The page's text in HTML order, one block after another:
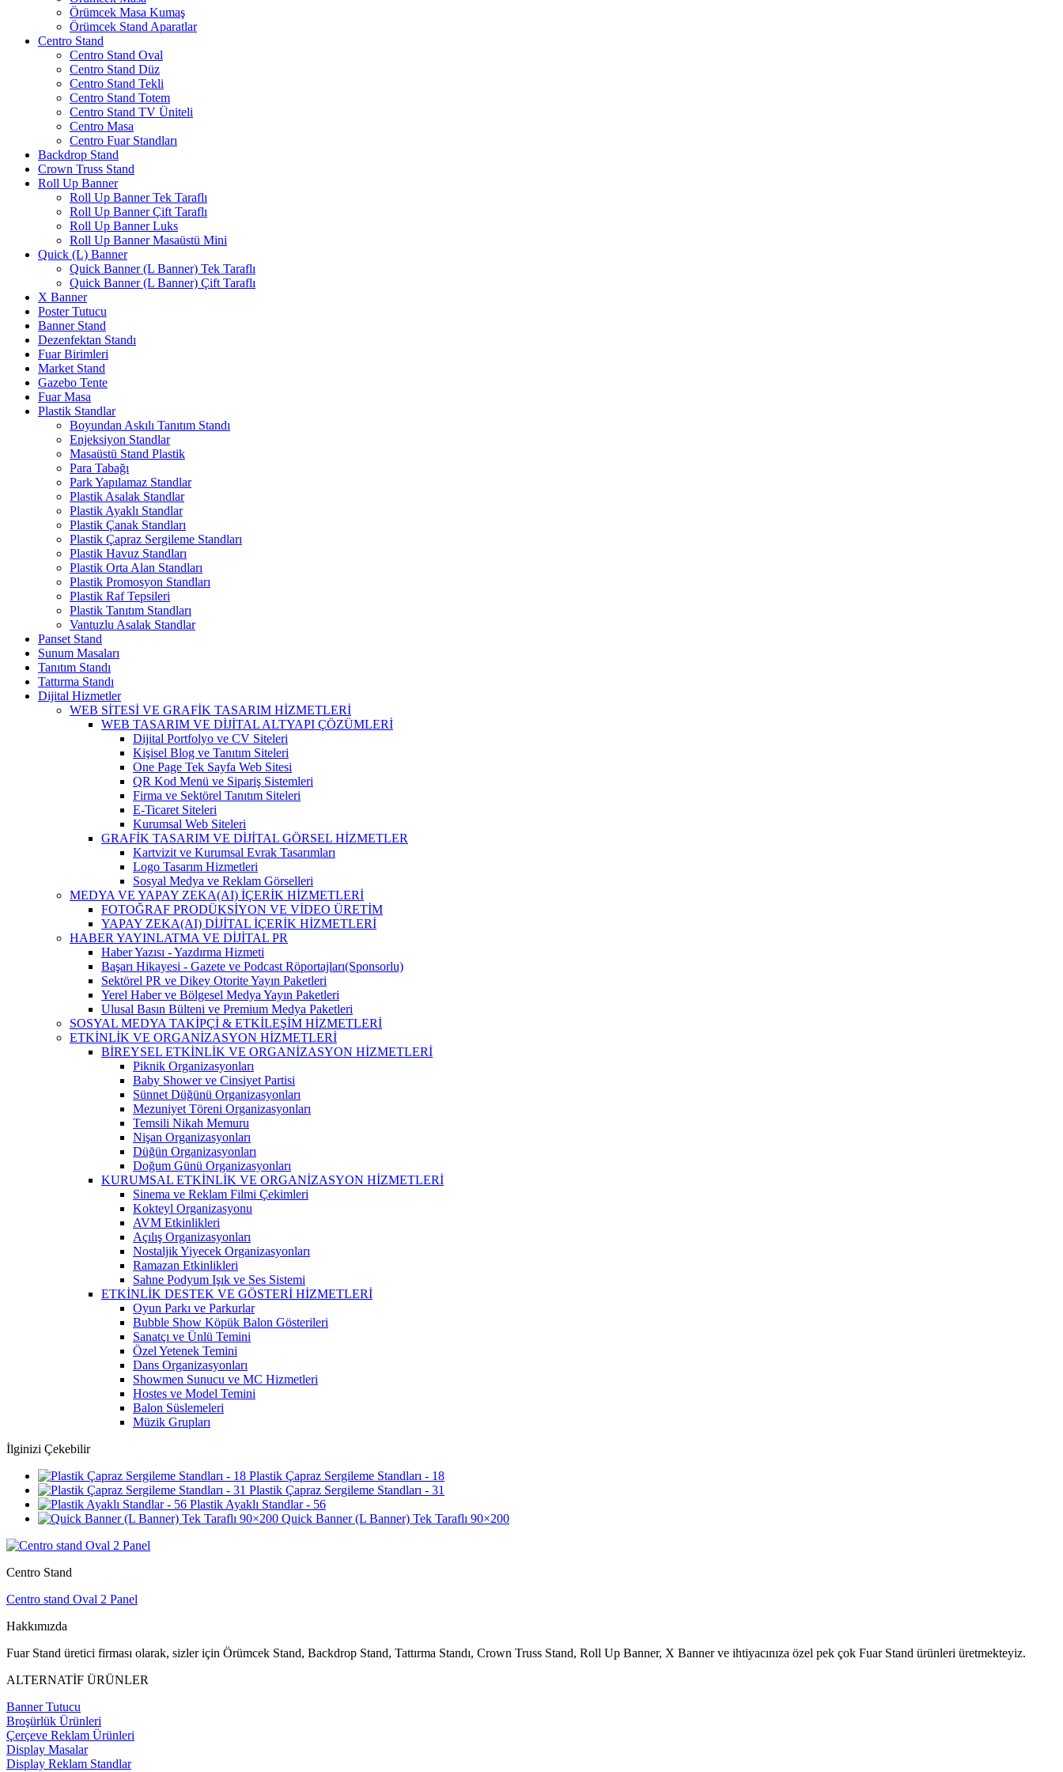
Örümcek Masa Kumaş
Örümcek Stand Aparatlar
Centro Stand
Centro Stand Oval
Centro Stand Düz
Centro Stand Tekli
Centro Stand Totem
Centro Stand TV Üniteli
Centro Masa
Centro Fuar Standları
Backdrop Stand
Crown Truss Stand
Roll Up Banner
Roll Up Banner Tek Taraflı
Roll Up Banner Çift Taraflı
Roll Up Banner Luks
Roll Up Banner Masaüstü Mini
Quick (L) Banner
Quick Banner (L Banner) Tek Taraflı
Quick Banner (L Banner) Çift Taraflı
X Banner
Poster Tutucu
Banner Stand
Dezenfektan Standı
Fuar Birimleri
Market Stand
Gazebo Tente
Fuar Masa
Plastik Standlar
Boyundan Askılı Tanıtım Standı
Enjeksiyon Standlar
Masaüstü Stand Plastik
Para Tabağı
Park Yapılamaz Standlar
Plastik Asalak Standlar
Plastik Ayaklı Standlar
Plastik Çanak Standları
Plastik Çapraz Sergileme Standları
Plastik Havuz Standları
Plastik Orta Alan Standları
Plastik Promosyon Standları
Plastik Raf Tepsileri
Plastik Tanıtım Standları
Vantuzlu Asalak Standlar
Panset Stand
Sunum Masaları
Tanıtım Standı
Tattırma Standı
Dijital Hizmetler
WEB SİTESİ VE GRAFİK TASARIM HİZMETLERİ
WEB TASARIM VE DİJİTAL ALTYAPI ÇÖZÜMLERİ
Dijital Portfolyo ve CV Siteleri
Kişisel Blog ve Tanıtım Siteleri
One Page Tek Sayfa Web Sitesi
QR Kod Menü ve Sipariş Sistemleri
Firma ve Sektörel Tanıtım Siteleri
E-Ticaret Siteleri
Kurumsal Web Siteleri
GRAFİK TASARIM VE DİJİTAL GÖRSEL HİZMETLER
Kartvizit ve Kurumsal Evrak Tasarımları
Logo Tasarım Hizmetleri
Sosyal Medya ve Reklam Görselleri
MEDYA VE YAPAY ZEKA(AI) İÇERİK HİZMETLERİ
FOTOĞRAF PRODÜKSİYON VE VİDEO ÜRETİM
YAPAY ZEKA(AI) DİJİTAL İÇERİK HİZMETLERİ
HABER YAYINLATMA VE DİJİTAL PR
Haber Yazısı - Yazdırma Hizmeti
Başarı Hikayesi - Gazete ve Podcast Röportajları(Sponsorlu)
Sektörel PR ve Dikey Otorite Yayın Paketleri
Yerel Haber ve Bölgesel Medya Yayın Paketleri
Ulusal Basın Bülteni ve Premium Medya Paketleri
SOSYAL MEDYA TAKİPÇİ & ETKİLEŞİM HİZMETLERİ
ETKİNLİK VE ORGANİZASYON HİZMETLERİ
BİREYSEL ETKİNLİK VE ORGANİZASYON HİZMETLERİ
Piknik Organizasyonları
Baby Shower ve Cinsiyet Partisi
Sünnet Düğünü Organizasyonları
Mezuniyet Töreni Organizasyonları
Temsili Nikah Memuru
Nişan Organizasyonları
Düğün Organizasyonları
Doğum Günü Organizasyonları
KURUMSAL ETKİNLİK VE ORGANİZASYON HİZMETLERİ
Sinema ve Reklam Filmi Çekimleri
Kokteyl Organizasyonu
AVM Etkinlikleri
Açılış Organizasyonları
Nostaljik Yiyecek Organizasyonları
Ramazan Etkinlikleri
Sahne Podyum Işık ve Ses Sistemi
ETKİNLİK DESTEK VE GÖSTERİ HİZMETLERİ
Oyun Parkı ve Parkurlar
Bubble Show Köpük Balon Gösterileri
Sanatçı ve Ünlü Temini
Özel Yetenek Temini
Dans Organizasyonları
Showmen Sunucu ve MC Hizmetleri
Hostes ve Model Temini
Balon Süslemeleri
Müzik Grupları
İlginizi Çekebilir
Plastik Çapraz Sergileme Standları - 18
Plastik Çapraz Sergileme Standları - 31
Plastik Ayaklı Standlar - 56
Quick Banner (L Banner) Tek Taraflı 90×200
Centro Stand
Centro stand Oval 2 Panel
Hakkımızda
Fuar Stand üretici firması olarak, sizler için Örümcek Stand, Backdrop Stand, Tattırma Standı, Crown Truss Stand, Roll Up Banner, X Banner ve ihtiyacınıza özel pek çok Fuar Stand ürünleri üretmekteyiz.
ALTERNATİF ÜRÜNLER
Banner Tutucu
Broşürlük Ürünleri
Çerçeve Reklam Ürünleri
Display Masalar
Display Reklam Standlar